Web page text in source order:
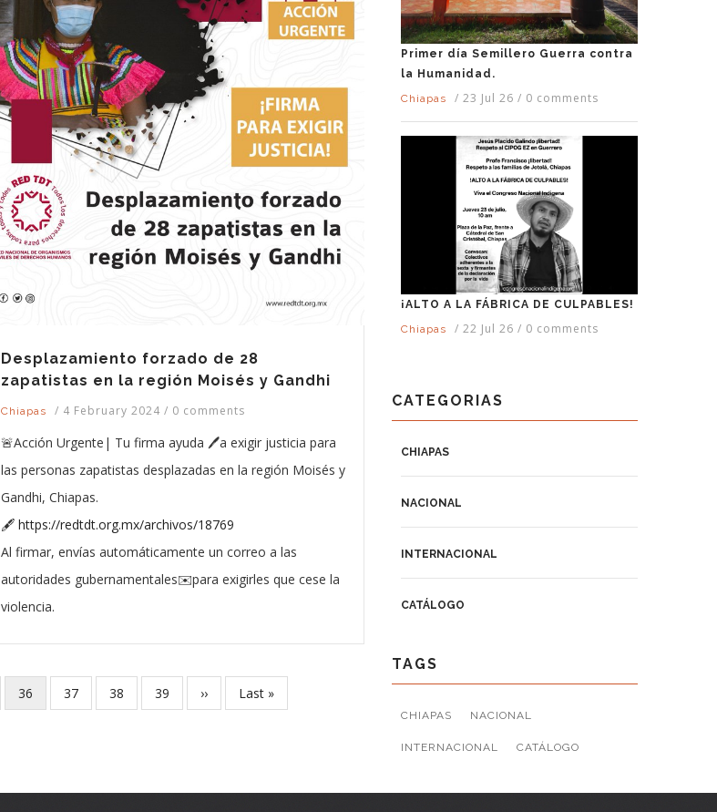
Desplazamiento forzado de 28
zapatistas en la región Moisés y Gandhi
Chiapas / 4 February 2024 / 0 comments
🚨Acción Urgente| Tu firma ayuda 🖊️a exigir justicia para
las personas zapatistas desplazadas en la región Moisés y
Gandhi, Chiapas.
🖋️ https://redtdt.org.mx/archivos/18769
Al firmar, envías automáticamente un correo a las
autoridades gubernamentales✉️para exigirles que cese la
violencia.
Current
page
36 Page
37 Page
38 Page
39
Next
page
››
Last
page
Last »
Primer día Semillero Guerra contra
la Humanidad.
Chiapas
/ 23 Jul 26 / 0 comments
¡ALTO A LA FÁBRICA DE CULPABLES!
Chiapas
/ 22 Jul 26 / 0 comments
CATEGORIAS
CHIAPAS
NACIONAL
INTERNACIONAL
CATÁLOGO
TAGS
CHIAPAS NACIONAL
INTERNACIONAL CATÁLOGO